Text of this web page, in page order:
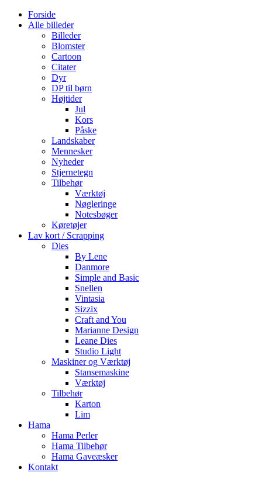
Forside
Alle billeder
Billeder
Blomster
Cartoon
Citater
Dyr
DP til børn
Højtider
Jul
Kors
Påske
Landskaber
Mennesker
Nyheder
Stjernetegn
Tilbehør
Værktøj
Nøgleringe
Notesbøger
Køretøjer
Lav kort / Scrapping
Dies
By Lene
Danmore
Simple and Basic
Snellen
Vintasia
Sizzix
Craft and You
Marianne Design
Leane Dies
Studio Light
Maskiner og Værktøj
Stansemaskine
Værktøj
Tilbehør
Karton
Lim
Hama
Hama Perler
Hama Tilbehør
Hama Gaveæsker
Kontakt